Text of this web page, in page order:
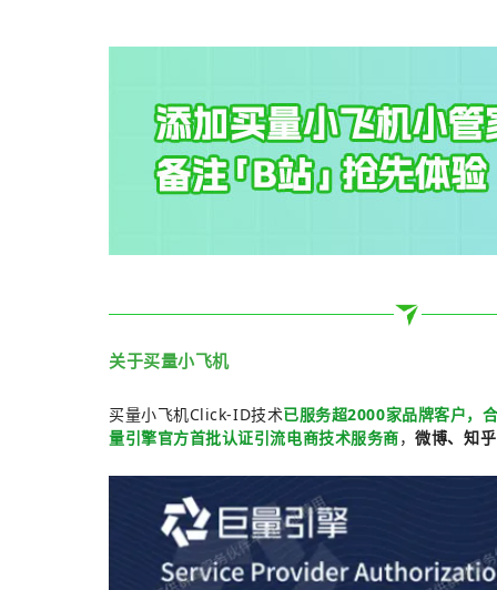
关于买量小飞机
买量小飞机Click-ID技术已服务超2000家品牌客户，
量引擎官方首批认证引流电商技术服务商，微博、知